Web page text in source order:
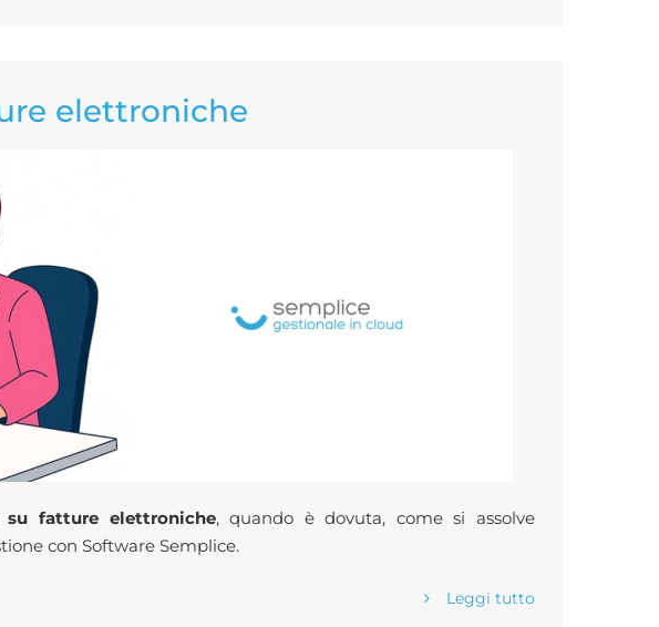
elettroniche
fatture elettroniche, quando è dovuta, come si assolve
con Software Semplice.
Leggi tutto